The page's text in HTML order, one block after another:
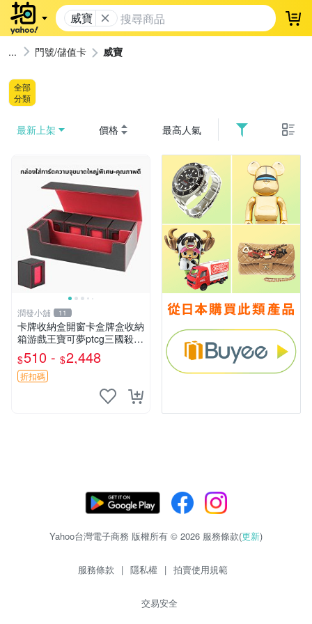
威寶 登
門號/儲值卡 威寶
全部
分類
最新上架 價格 最高人氣
潤發小舖 11
卡牌收納盒開窗卡盒牌盒收納
箱游戲王寶可夢ptcg三國殺海
賊王dtcg
$510 - $2,448
折扣碼
Yahoo台灣電子商務 版權所有 © 2026 服務條款(更新)
服務條款 | 隱私權 | 拍賣使用規範
交易安全